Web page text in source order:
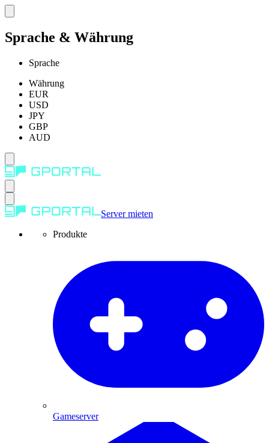
Sprache & Währung
Sprache
Währung
EUR
USD
JPY
GBP
AUD
Server mieten
Produkte
Gameserver